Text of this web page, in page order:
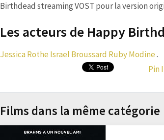
Birthdead streaming VOST pour la version
Les acteurs de Happy
Jessica Rothe Israel Broussard Ruby Modine.
Pin
Films dans la même catégorie